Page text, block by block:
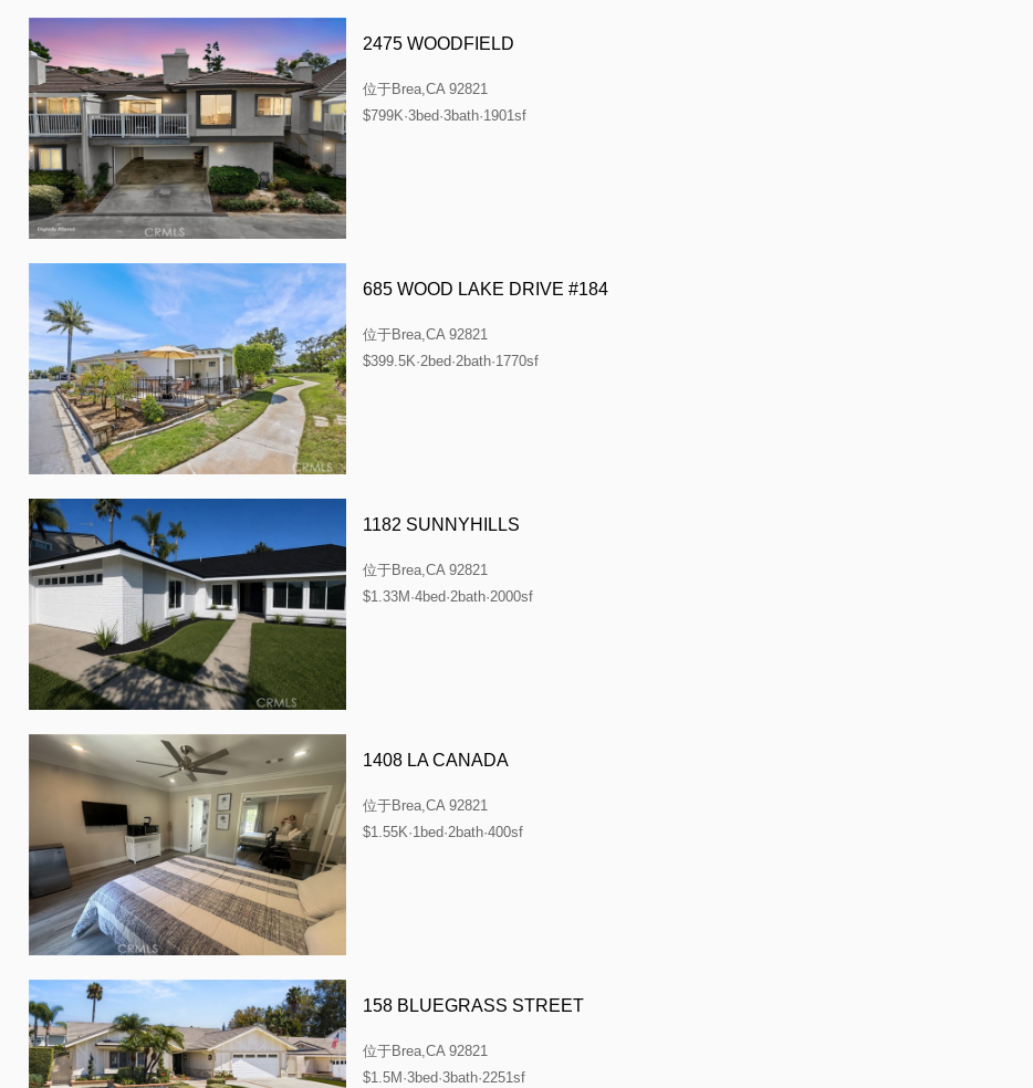
2475 WOODFIELD
位于Brea,CA 92821
$799K·3bed·3bath·1901sf
685 WOOD LAKE DRIVE #184
位于Brea,CA 92821
$399.5K·2bed·2bath·1770sf
1182 SUNNYHILLS
位于Brea,CA 92821
$1.33M·4bed·2bath·2000sf
1408 LA CANADA
位于Brea,CA 92821
$1.55K·1bed·2bath·400sf
158 BLUEGRASS STREET
位于Brea,CA 92821
$1.5M·3bed·3bath·2251sf